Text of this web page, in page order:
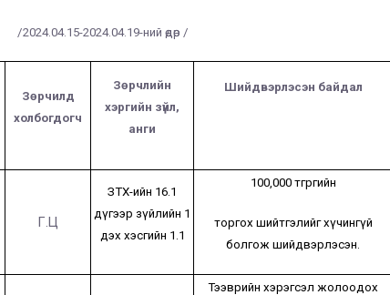
/2024.04.15-2024.04.19-ний өдөр /
Зөрчилд
холбогдогч
Зөрчлийн
хэргийн зүйл,
анги
Шийдвэрлэсэн байдал
Г.Ц
ЗТХ-ийн 16.1
дүгээр зүйлийн 1
дэх хэсгийн 1.1
100,000 төгрөгийн
торгох шийтгэлийг хүчингүй
болгож шийдвэрлэсэн.
Тээврийн хэрэгсэл жолоодох